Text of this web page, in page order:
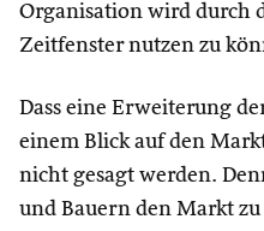
Organisation wird durch
Zeitfenster nutzen zu
Dass eine Erweiterung
einem Blick auf den
nicht gesagt werden.
und Bauern den Markt